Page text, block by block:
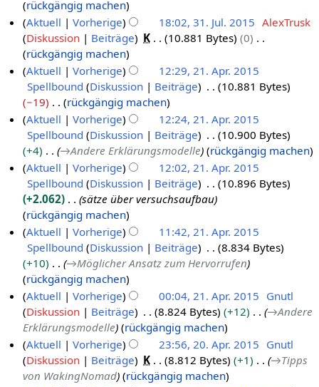
f
a
s
s
u
n
g
rückgängig machen
Aktuell
Vorherige 18:02, 31. Jul. 2015 AlexTrusk
Diskussion
Beiträge K 10.881 Bytes
0
K
e
n
e
B
e
a
r
b
e
i
t
u
n
g
s
z
u
s
a
m
rückgängig machen
0
Aktuell Vorherige
12:29, 21. Apr. 2015
Spellbound Diskussion Beiträge
10.881 Bytes
−19
K
e
i
n
e
B
e
a
r
b
e
i
t
u
n
g
s
z
rückgängig machen
Aktuell
Vorherige
12:24, 21. Apr. 2015
Spellbound Diskussion Beiträge
10.900 Bytes
+4
→Andere Erklärungsmodelle
rückgängig machen
Aktuell
Vorherige
12:02, 21. Apr. 2015
Spellbound Diskussion Beiträge
10.896 Bytes
+2.062
sätze über versuchsaufbau
rückgängig machen
Aktuell
Vorherige
11:42, 21. Apr. 2015
Spellbound Diskussion Beiträge
8.834 Bytes
+10
→Möglicher Ansatz zum Hervorrufen
rückgängig machen
Aktuell
Vorherige 00:04, 21. Apr. 2015 Gnutl
Diskussion
Beiträge 8.824 Bytes +12 →Andere
Erklärungsmodelle
rückgängig machen
Aktuell Vorherige 23:56, 20. Apr. 2015 Gnutl
Diskussion
Beiträge K 8.812 Bytes +1 →Tipps
von WakingNomad
rückgängig machen